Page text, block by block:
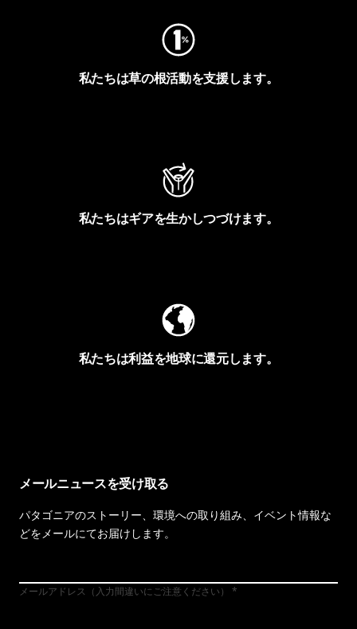
私たちは草の根活動を支援します。
私たちはギアを生かしつづけます。
私たちは利益を地球に還元します。
メールニュースを受け取る
パタゴニアのストーリー、環境への取り組み、イベント情報な
どをメールにてお届けします。
メールアドレス（入力間違いにご注意ください）